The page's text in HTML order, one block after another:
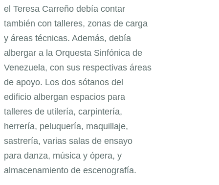
el Teresa Carreño debía contar
también con talleres, zonas de carga
y áreas técnicas. Además, debía
albergar a la Orquesta Sinfónica de
Venezuela, con sus respectivas áreas
de apoyo. Los dos sótanos del
edificio albergan espacios para
talleres de utilería, carpintería,
herrería, peluquería, maquillaje,
sastrería, varias salas de ensayo
para danza, música y ópera, y
almacenamiento de escenografía.